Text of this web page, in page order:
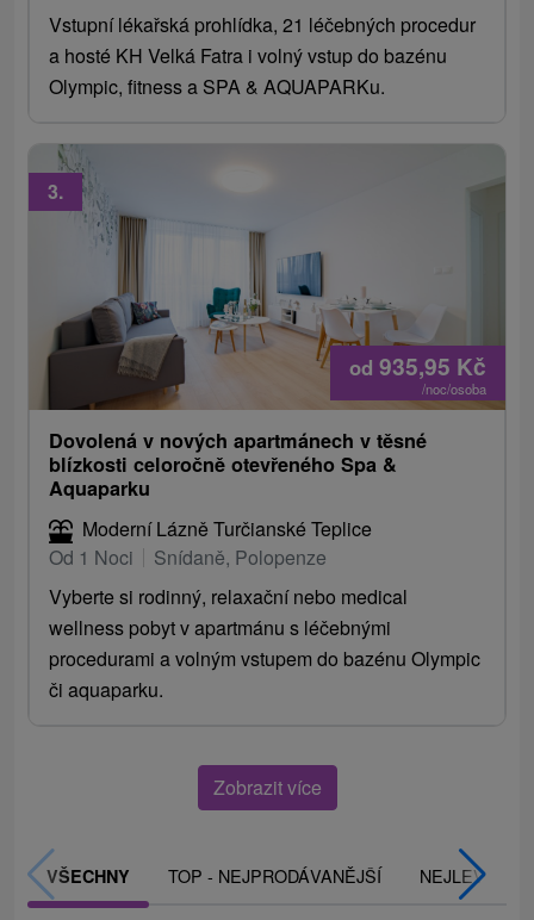
Vstupní lékařská prohlídka, 21 léčebných procedur
a hosté KH Velká Fatra i volný vstup do bazénu
Olympic, fitness a SPA & AQUAPARKu.
od 935,95 Kč
/noc/osoba
3.
Dovolená v nových apartmánech v těsné
blízkosti celoročně otevřeného Spa &
Aquaparku
Moderní Lázně Turčianské Teplice
Od 1 Noci
Snídaně, Polopenze
Vyberte si rodinný, relaxační nebo medical
wellness pobyt v apartmánu s léčebnými
procedurami a volným vstupem do bazénu Olympic
či aquaparku.
Zobrazit více
VŠECHNY TOP - NEJPRODÁVANĚJŠÍ NEJLEVNĚJŠÍ